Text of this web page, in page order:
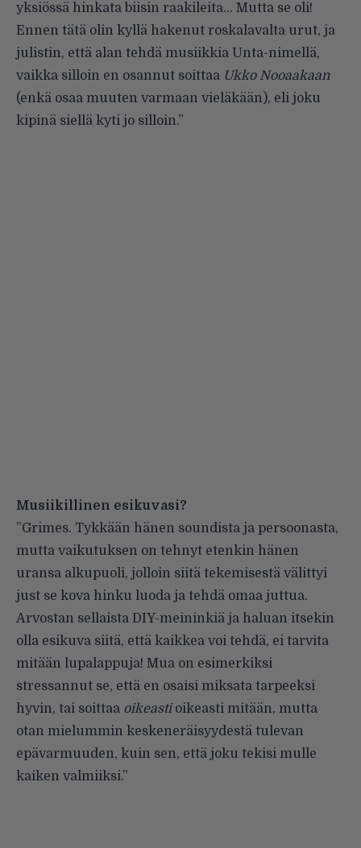
yksiössä hinkata biisin raakileita… Mutta se oli!
Ennen tätä olin kyllä hakenut roskalavalta urut, ja
julistin, että alan tehdä musiikkia Unta-nimellä,
vaikka silloin en osannut soittaa Ukko Nooaakaan
(enkä osaa muuten varmaan vieläkään), eli joku
kipinä siellä kyti jo silloin.”
Musiikillinen esikuvasi?
”Grimes. Tykkään hänen soundista ja persoonasta,
mutta vaikutuksen on tehnyt etenkin hänen
uransa alkupuoli, jolloin siitä tekemisestä välittyi
just se kova hinku luoda ja tehdä omaa juttua.
Arvostan sellaista DIY-meininkiä ja haluan itsekin
olla esikuva siitä, että kaikkea voi tehdä, ei tarvita
mitään lupalappuja! Mua on esimerkiksi
stressannut se, että en osaisi miksata tarpeeksi
hyvin, tai soittaa oikeastioikeasti mitään, mutta
otan mielummin keskeneräisyydestä tulevan
epävarmuuden, kuin sen, että joku tekisi mulle
kaiken valmiiksi.”